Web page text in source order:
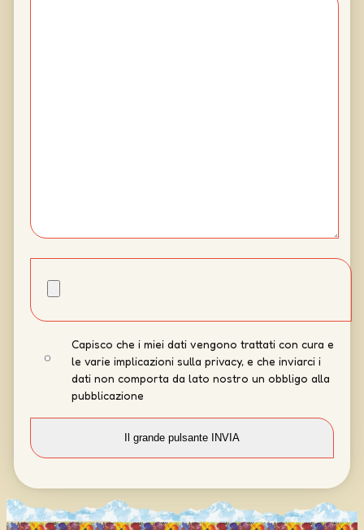
Capisco che i miei dati vengono trattati con cura e
le varie implicazioni sulla privacy, e che inviarci i
dati non comporta da lato nostro un obbligo alla
pubblicazione